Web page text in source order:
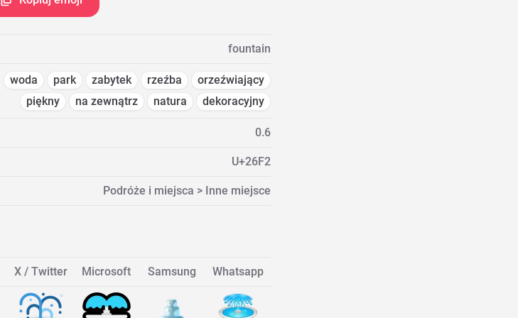
fountain
woda park zabytek rzeźba
orzeźwiający
piękny
na zewnątrz natura dekoracyjny
0.6
U+26F2
Podróże i miejsca > Inne miejsce
X / Twitter Microsoft Samsung Whatsapp